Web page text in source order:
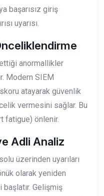
başarısız giriş
uyarısı.
anormallikler
Modern SIEM
atayarak güvenlik
vermesini sağlar. Bu
fatigue) önlenir.
Adli Analiz
üzerinden uyarıları
olarak yeniden
Gelişmiş